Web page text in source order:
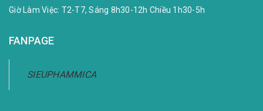
Giờ Làm Việc: T2-T7, Sáng 8h30-12h Chiều 1h30-5h
FANPAGE
SIEUPHAMMICA